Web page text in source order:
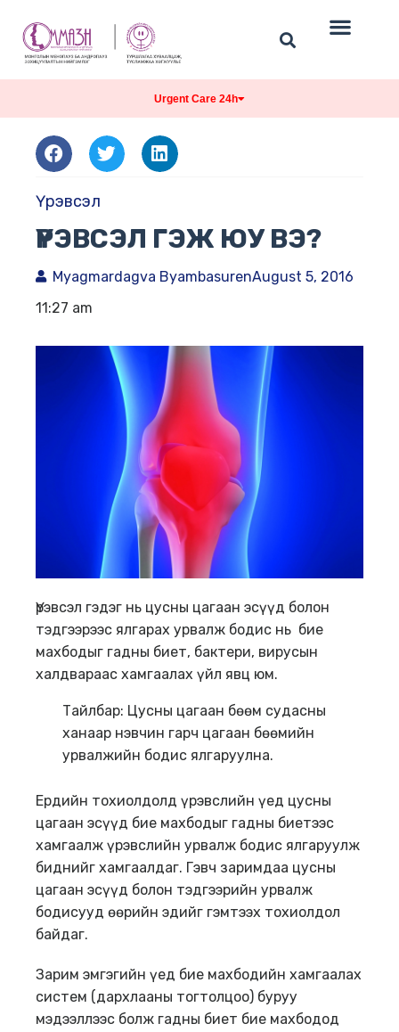
Urgent Care 24h
Үрэвсэл
ҮРЭВСЭЛ ГЭЖ ЮУ ВЭ?
Myagmardagva ByambasurenAugust 5, 2016
11:27 am
Үрэвсэл гэдэг нь цусны цагаан эсүүд болон
тэдгээрээс ялгарах урвалж бодис нь бие
махбодыг гадны биет, бактери, вирусын
халдвараас хамгаалах үйл явц юм.
Тайлбар: Цусны цагаан бөөм судасны
ханаар нэвчин гарч цагаан бөөмийн
урвалжийн бодис ялгаруулна.
Ердийн тохиолдолд үрэвслийн үед цусны
цагаан эсүүд бие махбодыг гадны биетээс
хамгаалж үрэвслийн урвалж бодис ялгаруулж
биднийг хамгаалдаг. Гэвч заримдаа цусны
цагаан эсүүд болон тэдгээрийн урвалж
бодисууд өөрийн эдийг гэмтээх тохиолдол
байдаг.
Зарим эмгэгийн үед бие махбодийн хамгаалах
систем (дархлааны тогтолцоо) буруу
мэдээллээс болж гадны биет бие махбодод